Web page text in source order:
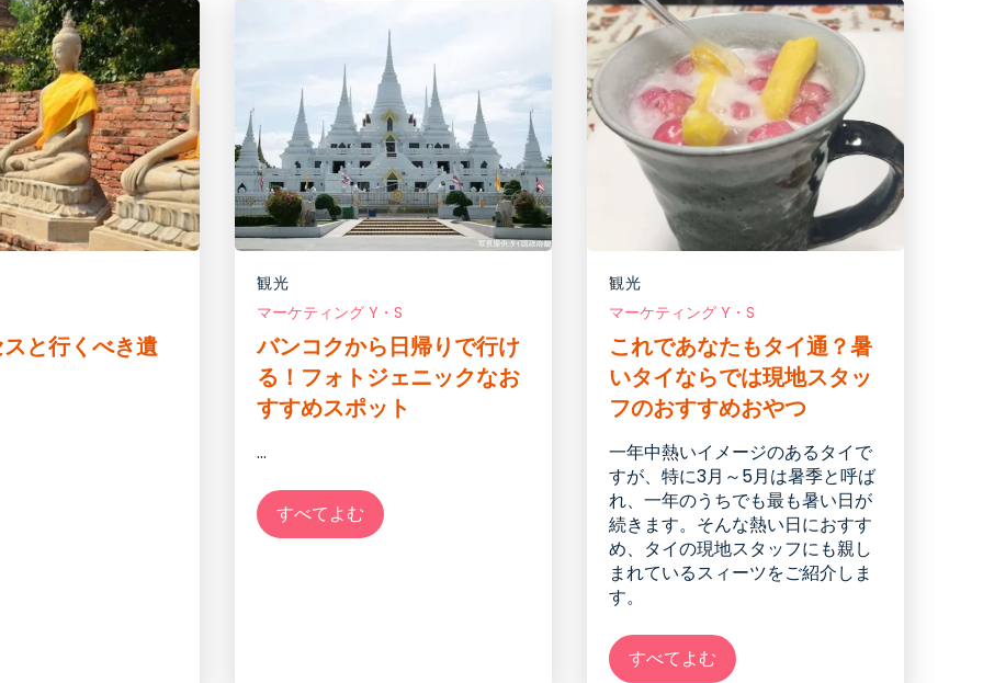
と行くべき遺
観光
マーケティング Y・S
バンコクから日帰りで行け
る！フォトジェニックなお
すすめスポット
...
すべてよむ
観光
マーケティング Y・S
これであなたもタイ通？暑
いタイならでは現地スタッ
フのおすすめおやつ
一年中熱いイメージのあるタイで
すが、特に3月～5月は暑季と呼ば
れ、一年のうちでも最も暑い日が
続きます。そんな熱い日におすす
め、タイの現地スタッフにも親し
まれているスィーツをご紹介しま
す。
すべてよむ